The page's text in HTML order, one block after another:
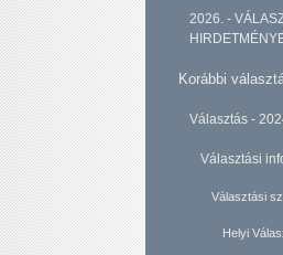
2026. -
Korábbi
Választás -
Választási
Választási
Helyi